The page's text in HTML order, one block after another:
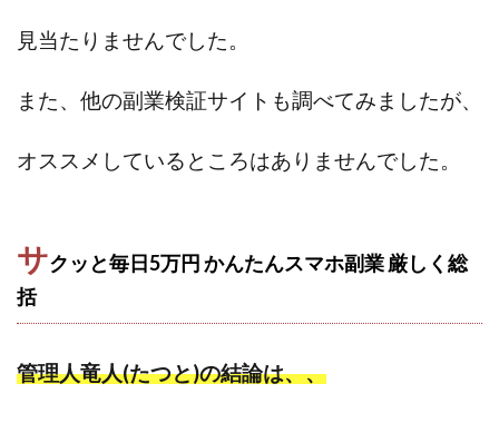
見当たりませんでした。
また、他の副業検証サイトも調べてみましたが、
オススメしているところはありませんでした。
サクッと毎日5万円 かんたんスマホ副業 厳しく 総
括
管理人竜人(たつと)の結論は、、